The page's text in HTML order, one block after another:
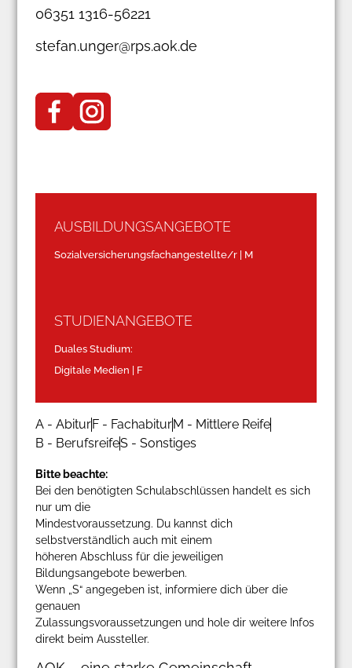
06351 1316-56221
stefan.unger@rps.aok.de
AUSBILDUNGSANGEBOTE
Sozialversicherungsfachangestellte/r | M
STUDIENANGEBOTE
Duales Studium:
Digitale Medien | F
A - AbiturF - FachabiturM - Mittlere Reife
B - BerufsreifeS - Sonstiges
Bitte beachte:
Bei den benötigten Schulabschlüssen handelt es sich
nur um die
Mindestvoraussetzung. Du kannst dich
selbstverständlich auch mit einem
höheren Abschluss für die jeweiligen
Bildungsangebote bewerben.
Wenn „S“ angegeben ist, informiere dich über die
genauen
Zulassungsvoraussetzungen und hole dir weitere Infos
direkt beim Aussteller.